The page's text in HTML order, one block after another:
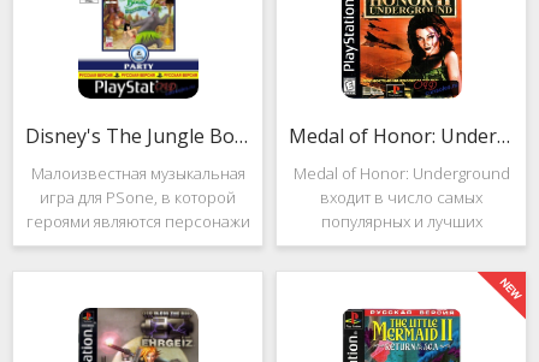
и уничтожаем
людьми, Darkstone имеет
общие
Disney's The Jungle Book: Groove Party
Малоизвестная музыкальная
игра для PSone, в которой
героями являются персонажи
"Книги джунглей". Это не
платформер и не Action.
оригинален. Перед стартом
вы будете выбирать песню.
Medal of Honor: Underground
Medal of Honor: Underground
входит в число самых
популярных и лучших
шутеров от первого лица для
Sony Playstation. Эта игра
посвящена Второй мировой
войне. Вы будете играть за
девушку Менон. Являясь